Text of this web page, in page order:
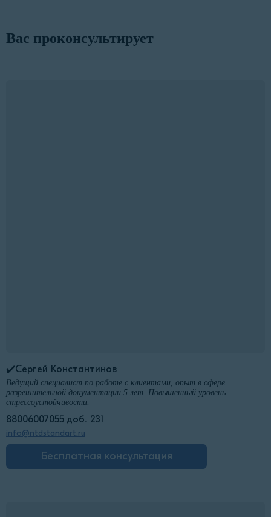
Вас проконсультирует
✔️Сергей Константинов
Ведущий специалист по работе с клиентами, опыт в сфере
разрешительной документации 5 лет. Повышенный уровень
стрессоустойчивости.
88006007055 доб. 231
info@ntdstandart.ru
Бесплатная консультация